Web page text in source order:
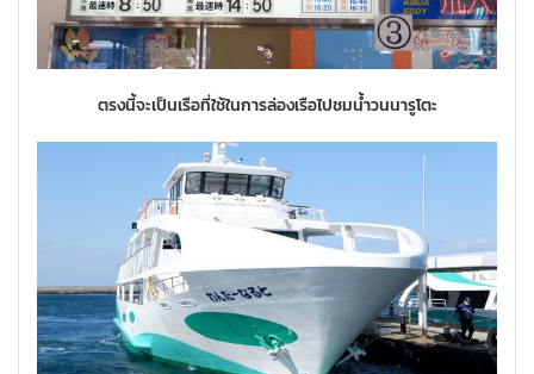
ตรงนี้จะเป็นเรือที่ใช้ในการล่องเรือไปชมน้ำวนนารูโตะ